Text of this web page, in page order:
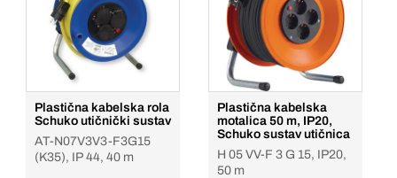
Plastična kabelska rola
Schuko utičnički sustav
AT-N07V3V3-F3G15
(K35), IP 44, 40 m
Plastična kabelska
motalica 50 m, IP20,
Schuko sustav utičnica
H 05 VV-F 3 G 15, IP20,
50 m